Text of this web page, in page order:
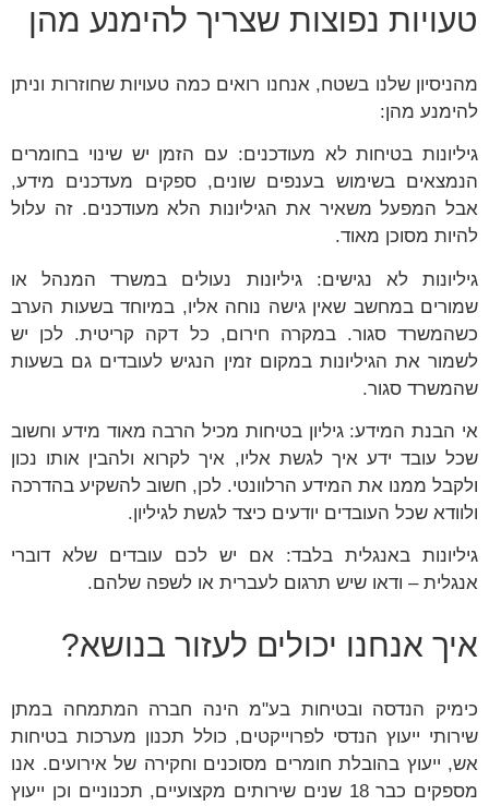
טעויות נפוצות שצריך להימנע מהן
מהניסיון שלנו בשטח, אנחנו רואים כמה טעויות שחוזרות וניתן
להימנע מהן:
גיליונות בטיחות לא מעודכנים: עם הזמן יש שינוי בחומרים
הנמצאים בשימוש בענפים שונים, ספקים מעדכנים מידע,
אבל המפעל משאיר את הגיליונות הלא מעודכנים. זה עלול
להיות מסוכן מאוד.
גיליונות לא נגישים: גיליונות נעולים במשרד המנהל או
שמורים במחשב שאין גישה נוחה אליו, במיוחד בשעות הערב
כשהמשרד סגור. במקרה חירום, כל דקה קריטית. לכן יש
לשמור את הגיליונות במקום זמין הנגיש לעובדים גם בשעות
שהמשרד סגור.
אי הבנת המידע: גיליון בטיחות מכיל הרבה מאוד מידע וחשוב
שכל עובד ידע איך לגשת אליו, איך לקרוא ולהבין אותו נכון
ולקבל ממנו את המידע הרלוונטי. לכן, חשוב להשקיע בהדרכה
ולוודא שכל העובדים יודעים כיצד לגשת לגיליון.
גיליונות באנגלית בלבד: אם יש לכם עובדים שלא דוברי
אנגלית – ודאו שיש תרגום לעברית או לשפה שלהם.
איך אנחנו יכולים לעזור בנושא?
כימיק הנדסה ובטיחות בע"מ הינה חברה המתמחה במתן
שירותי ייעוץ הנדסי לפרוייקטים, כולל תכנון מערכות בטיחות
אש, ייעוץ בהובלת חומרים מסוכנים וחקירה של אירועים. אנו
מספקים כבר 18 שנים שירותים מקצועיים, תכנוניים וכן ייעוץ